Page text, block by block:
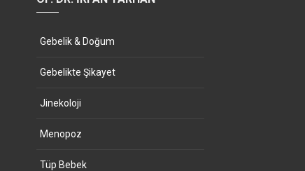
Gebelik & Doğum
Gebelikte Şikayet
Jinekoloji
Menopoz
Tüp Bebek